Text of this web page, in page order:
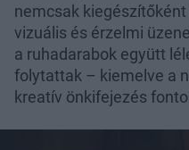
nemcsak
vizuális és érzelmi
a ruhadarabok együtt
folytattak – kiemelve a
kreatív önkifejezés